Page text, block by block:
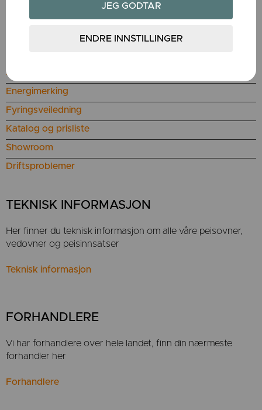
Om Dovres garanti
Sjekkliste montering
Energimerking
Fyringsveiledning
Katalog og prisliste
Showroom
Driftsproblemer
TEKNISK INFORMASJON
Her finner du teknisk informasjon om alle våre peisovner,
vedovner og peisinnsatser
Teknisk informasjon
FORHANDLERE
Vi har forhandlere over hele landet, finn din nærmeste
forhandler her
Forhandlere